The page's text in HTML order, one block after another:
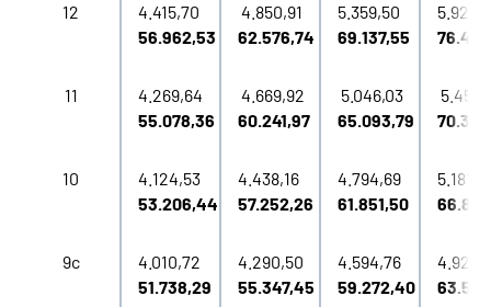
12
4.415,70
56.962,53
4.850,91
62.576,74
5.359,50
69.137,55
11
4.269,64
55.078,36
4.669,92
60.241,97
5.046,03
65.093,79
10
4.124,53
53.206,44
4.438,16
57.252,26
4.794,69
61.851,50
9c
4.010,72
51.738,29
4.290,50
55.347,45
4.594,76
59.272,40